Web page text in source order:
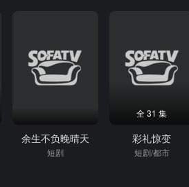
余生不负晚晴天
短剧
全 31 集
彩礼惊变
短剧/都市